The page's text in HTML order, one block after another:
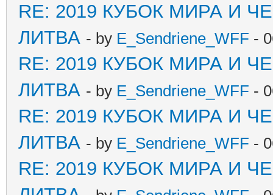
RE: 2019 КУБОК МИРА И
ЛИТВА - by E_Sendriene_WFF -
RE: 2019 КУБОК МИРА И
ЛИТВА - by E_Sendriene_WFF -
RE: 2019 КУБОК МИРА И
ЛИТВА - by E_Sendriene_WFF -
RE: 2019 КУБОК МИРА И